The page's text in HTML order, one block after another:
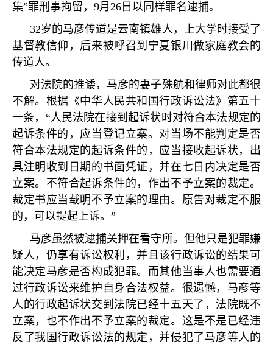
集”罪刑事拘留， 9月 26 日以同样罪名逮捕。
32岁的马彦传道是云南镇雄人，上大学时接受了
基督教信仰，后来被呼召到宁夏银川做家庭教会的
传道人。
对法院的推诿，马彦的妻子殊航和律师对此都很
不解。根据《中华人民共和国行政诉讼法》第五十
一条， “人民法院在接到起诉状时对符合本法规定的
起诉条件的，应当登记立案。对当场不能判定是否
符合本法规定的起诉条件的，应当接收起诉状，出
具注明收到日期的书面凭证，并在七日内决定是否
立案。不符合起诉条件的，作出不予立案的裁定。
裁定书应当载明不予立案的理由。原告对裁定不服
的，可以提起上诉。 ”
马彦虽然被逮捕关押在看守所。但他只是犯罪嫌
疑人，仍享有诉讼权利，并且该行政诉讼的结果可
能决定马彦是否构成犯罪。而其他当事人也需要通
过行政诉讼来维护自身合法权益。很遗憾，马彦等
人的行政起诉状交到法院已经十五天了，法院既不
立案，也不作出不予立案的裁定。这是不是已经违
反了我国行政诉讼法的规定，并侵犯了马彦等人的